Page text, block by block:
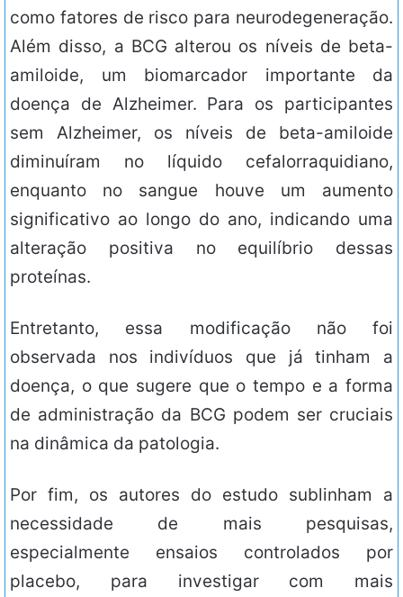
como fatores de risco para neurodegeneração.
Além disso, a BCG alterou os níveis de beta-
amiloide, um biomarcador importante da
doença de Alzheimer. Para os participantes
sem Alzheimer, os níveis de beta-amiloide
diminuíram no líquido cefalorraquidiano,
enquanto no sangue houve um aumento
significativo ao longo do ano, indicando uma
alteração positiva no equilíbrio dessas
proteínas.
Entretanto, essa modificação não foi
observada nos indivíduos que já tinham a
doença, o que sugere que o tempo e a forma
de administração da BCG podem ser cruciais
na dinâmica da patologia.
Por fim, os autores do estudo sublinham a
necessidade de mais pesquisas,
especialmente ensaios controlados por
placebo, para investigar com mais